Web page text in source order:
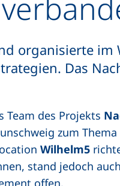
organisierte
Das
Team des Projekts
zum Thema
Wilhelm5
stand jedoch
offen.